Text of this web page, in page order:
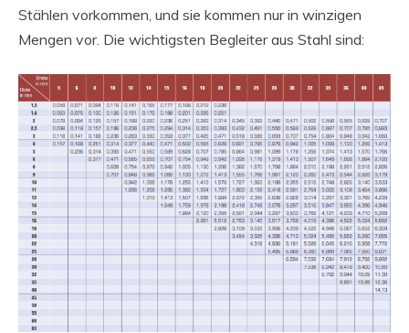
Stählen vorkommen, und sie kommen nur in winzigen
Mengen vor. Die wichtigsten Begleiter aus Stahl sind: